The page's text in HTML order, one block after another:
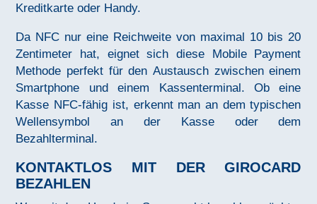
Kreditkarte oder Handy.
Da NFC nur eine Reichweite von maximal 10 bis 20
Zentimeter hat, eignet sich diese Mobile Payment
Methode perfekt für den Austausch zwischen einem
Smartphone und einem Kassenterminal. Ob eine
Kasse NFC-fähig ist, erkennt man an dem typischen
Wellensymbol an der Kasse oder dem
Bezahlterminal.
KONTAKTLOS MIT DER GIROCARD
BEZAHLEN